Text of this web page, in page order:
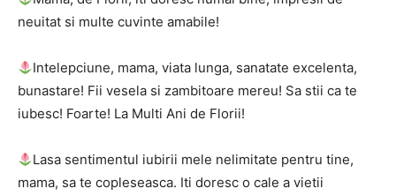
neuitat si multe cuvinte amabile!
Intelepciune, mama, viata lunga, sanatate excelenta,
bunastare! Fii vesela si zambitoare mereu! Sa stii ca te
iubesc! Foarte! La Multi Ani de Florii!
Lasa sentimentul iubirii mele nelimitate pentru tine,
mama, sa te copleseasca. Iti doresc o cale a vietii